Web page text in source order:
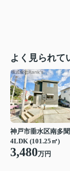
よく見られて
4LDK (101.25㎡)
3,480万円